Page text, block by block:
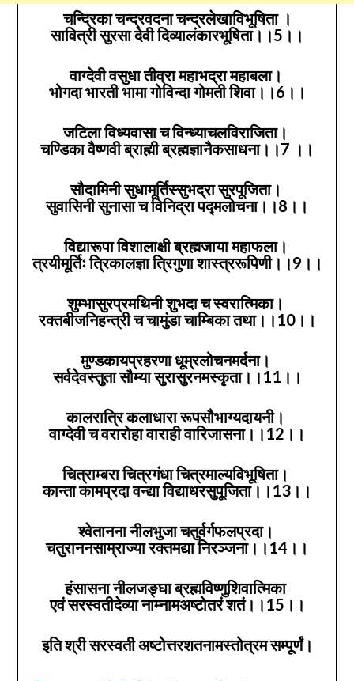
चन्द्रिका चन्द्रवदना चन्द्रलेखाविभूषिता ।
सावित्री सुरसा देवी दिव्यालंकारभूषिता।।5।।
वाग्देवी वसुधा तीव्रा महाभद्रा महाबला।
भोगदा भारती भामा गोविन्दा गोमती शिवा।।6।।
जटिला विध्यवासा च विन्ध्याचलविराजिता।
चण्डिका वैष्णवी ब्राह्मी ब्रह्मज्ञानैकसाधना।।7 ।।
सौदामिनी सुधामूर्तिस्सुभद्रा सुरपूजिता।
सुवासिनी सुनासा च विनिद्रा पद्मलोचना।।8।।
विद्यारूपा विशालाक्षी ब्रह्मजाया महाफला।
त्रयीमूर्तिः त्रिकालज्ञा त्रिगुणा शास्त्ररूपिणी।।9।।
शुम्भासुरप्रमथिनी शुभदा च स्वरात्मिका।
रक्तबीजनिहन्त्री च चामुंडा चाम्बिका तथा।।10।।
मुण्डकायप्रहरणा धूम्रलोचनमर्दना।
सर्वदेवस्तुता सौम्या सुरासुरनमस्कृता।।11।।
कालरात्रि कलाधारा रूपसौभाग्यदायनी।
वाग्देवी च वरारोहा वाराही वारिजासना।।12।।
चित्राम्बरा चित्रगंधा चित्रमाल्यविभूषिता।
कान्ता कामप्रदा वन्द्या विद्याधरसुपूजिता।।13।।
श्वेतानना नीलभुजा चतुर्वर्गफलप्रदा।
चतुराननसाम्राज्या रक्तमद्या निरञ्जना।।14।।
हंसासना नीलजङ्घा ब्रह्मविष्णुशिवात्मिका
एवं सरस्वतीदेव्या नाम्नामअष्टोतरं शतं।।15।।
इति श्री सरस्वती अष्टोत्तरशतनामस्तोत्रम सम्पूर्णं।